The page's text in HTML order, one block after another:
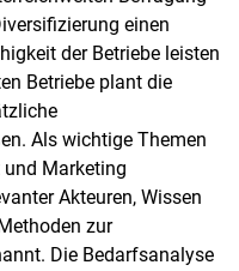
einen
der Betriebe leisten
Betriebe plant die
Als wichtige Themen
Marketing
Akteuren, Wissen
zur
Die Bedarfsanalyse